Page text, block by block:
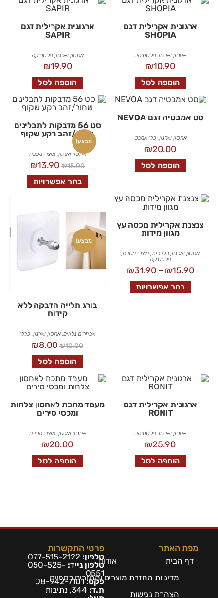
ארגונית אקרילית דגם
SHOPIA
אחסון וארגון,פלסטיקה
₪10.90
הוספה לסל
ארגונית אקרילית דגם
SAPIR
אחסון וארגון, פלסטיקה
₪19.90
הוספה לסל
סט אמבטיה דגם NEVOA
אחסון וארגון, כלי אמבט
₪20.00
הוספה לסל
מבצע!
סט 56 מדבקות לתבלינים
שחור/זהב רקע שקוף
אחסון וארגון,מוצרי מטבח
₪15.00
₪13.90
בחר אפשרויות
צנצנת אקרילית מכסה עץ
מגוון מידות
אחסון וארגון,כלי בית, מוצרי מטבח,
פלסטיקה
₪15.90
–
₪31.90
בחר אפשרויות
מבצע!
בורג תלייה הדבקה ללא
קידוח
אביזרים נלווים,אחסון וארגון,כללי
₪10.00
₪8.00
הוספה לסל
ארגונית אקרילית דגם
RONIT
אחסון וארגון,פלסטיקה
₪25.90
הוספה לסל
מעמד מתכת לאחסון צלחות
ומכסי סירים
אחסון וארגון ,מוצרי מטבח
₪20.00
הוספה לסל
מפת האתר
דף הבית
אודות
מדיניות החזרת מוצרים והחזרים כספיים
הצהרת נגישות
פרטי התקשרות
טלפון: 077-515-2122
טלפון נייד: 050-525-
0551
פקס:08-942-7101
ת.ד: